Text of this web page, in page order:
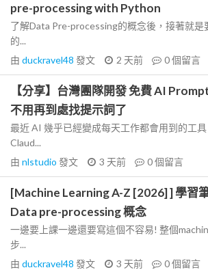
pre-processing with Python
了解Data Pre-processing的概念後，接著就是
的...
由 duckravel48 發文 2 天前 0個留言
【分享】台灣團隊開發 免費 AI
不用再到處找提示詞了
最近 AI 幾乎已經變成每天工作都會用到的工
Claud...
由 nlstudio 發文 3 天前 0個留言
[Machine Learning A-Z [2026] ] 學習
Data pre-processing 概念
一邊要上課一邊還要寫這個不容易! 整個
步...
由 duckravel48 發文 3 天前 0個留言